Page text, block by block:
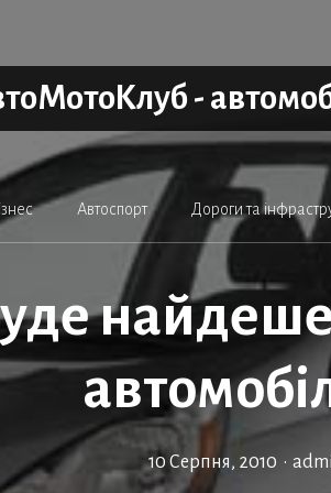
-
Автоспорт Дороги та
10 Серпня, 2010 •